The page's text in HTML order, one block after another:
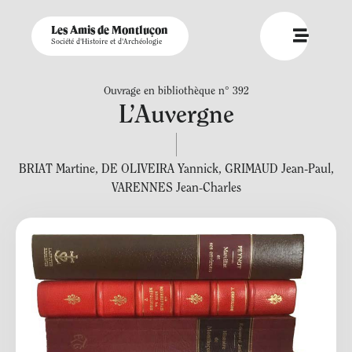
Les Amis de Montluçon
Société d'Histoire et d'Archéologie
Ouvrage en bibliothèque n° 392
L’Auvergne
BRIAT Martine, DE OLIVEIRA Yannick, GRIMAUD Jean-Paul,
VARENNES Jean-Charles